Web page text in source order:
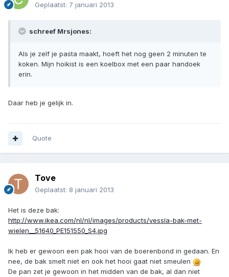
Geplaatst: 7 januari 2013
schreef Mrsjones:
Als je zelf je pasta maakt, hoeft het nog geen 2 minuten te
koken. Mijn hoikist is een koelbox met een paar handoek
erin.
Daar heb je gelijk in.
Quote
Tove
Geplaatst: 8 januari 2013
Het is deze bak:
http://www.ikea.com/nl/nl/images/products/vessla-bak-met-
wielen__51640_PE151550_S4.jpg
Ik heb er gewoon een pak hooi van de boerenbond in gedaan. En
nee, de bak smelt niet en ook het hooi gaat niet smeulen
De pan zet je gewoon in het midden van de bak, al dan niet